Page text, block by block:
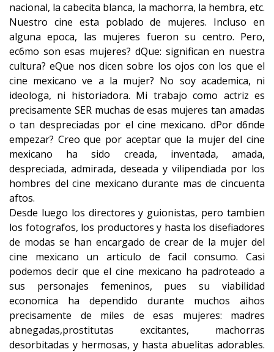
nacional, la cabecita blanca, la machorra, la hembra, etc.
Nuestro cine esta poblado de mujeres. Incluso en
alguna epoca, las mujeres fueron su centro. Pero,
ec6mo son esas mujeres? dQue: significan en nuestra
cultura? eQue nos dicen sobre los ojos con los que el
cine mexicano ve a la mujer? No soy academica, ni
ideologa, ni historiadora. Mi trabajo como actriz es
precisamente SER muchas de esas mujeres tan amadas
o tan despreciadas por el cine mexicano. dPor d6nde
empezar? Creo que por aceptar que la mujer del cine
mexicano ha sido creada, inventada, amada,
despreciada, admirada, deseada y vilipendiada por los
hombres del cine mexicano durante mas de cincuenta
aftos.
Desde luego los directores y guionistas, pero tambien
los fotografos, los productores y hasta los disefiadores
de modas se han encargado de crear de la mujer del
cine mexicano un articulo de facil consumo. Casi
podemos decir que el cine mexicano ha padroteado a
sus personajes femeninos, pues su viabilidad
economica ha dependido durante muchos aihos
precisamente de miles de esas mujeres: madres
abnegadas,prostitutas excitantes, machorras
desorbitadas y hermosas, y hasta abuelitas adorables.